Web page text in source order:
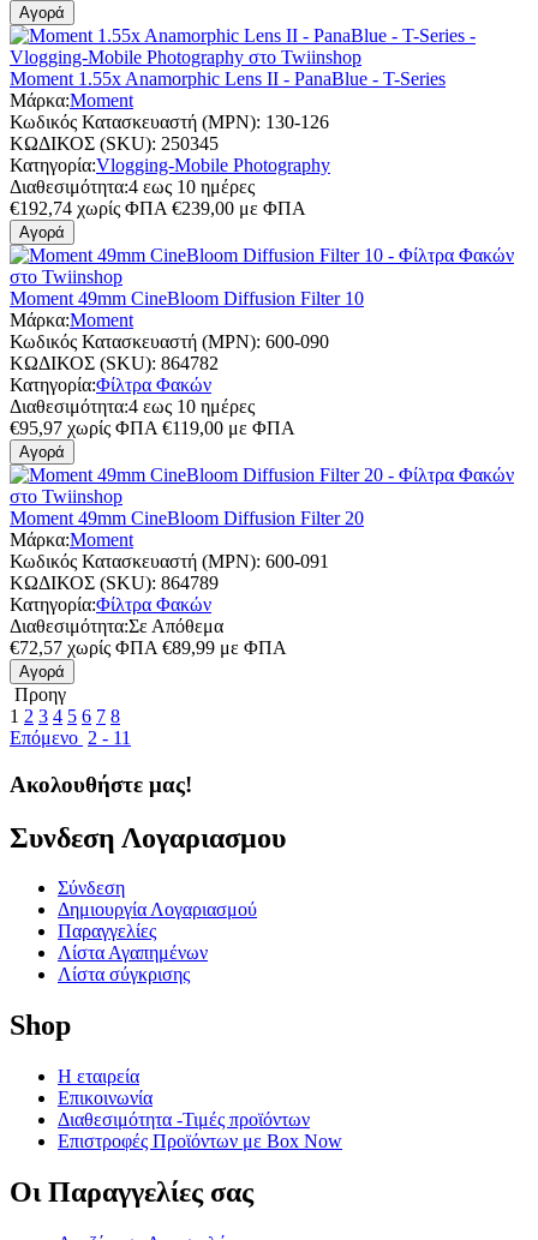
Αγορά
Moment 1.55x Anamorphic Lens II - PanaBlue - T-Series
Μάρκα:Moment
Κωδικός Κατασκευαστή (MPN): 130-126
ΚΩΔΙΚΟΣ (SKU): 250345
Κατηγορία:Vlogging-Mobile Photography
Διαθεσιμότητα:4 εως 10 ημέρες
€192,74 χωρίς ΦΠΑ €239,00 με ΦΠΑ
Αγορά
Moment 49mm CineBloom Diffusion Filter 10
Μάρκα:Moment
Κωδικός Κατασκευαστή (MPN): 600-090
ΚΩΔΙΚΟΣ (SKU): 864782
Κατηγορία:Φίλτρα Φακών
Διαθεσιμότητα:4 εως 10 ημέρες
€95,97 χωρίς ΦΠΑ €119,00 με ΦΠΑ
Αγορά
Moment 49mm CineBloom Diffusion Filter 20
Μάρκα:Moment
Κωδικός Κατασκευαστή (MPN): 600-091
ΚΩΔΙΚΟΣ (SKU): 864789
Κατηγορία:Φίλτρα Φακών
Διαθεσιμότητα:Σε Απόθεμα
€72,57 χωρίς ΦΠΑ €89,99 με ΦΠΑ
Αγορά
Προηγ
1 2 3 4 5 6 7 8
Επόμενο 2 - 11
Ακολουθήστε μας!
Συνδεση Λογαριασμου​
Σύνδεση
Δημιουργία Λογαριασμού
Παραγγελίες
Λίστα Αγαπημένων
Λίστα σύγκρισης
Shop
Η εταιρεία
Επικοινωνία
Διαθεσιμότητα -Τιμές προϊόντων
Επιστροφές Προϊόντων με Box Now
Οι Παραγγελίες​ σας